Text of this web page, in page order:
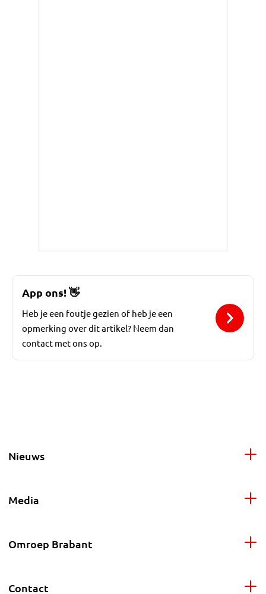
App ons!👋
Heb je een foutje gezien of heb je een
opmerking over dit artikel? Neem dan
contact met ons op.
Nieuws
Media
Omroep Brabant
Contact